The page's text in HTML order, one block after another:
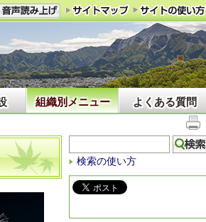
組織別メニュー よくある質問
検索の使い方